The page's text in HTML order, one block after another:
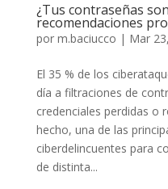
¿Tus contraseñas
recomendaciones
por m.baciucco | Mar
El 35 % de los
día a filtraciones de
credenciales perdidas o
hecho, una de las
ciberdelincuentes para
de distinta...